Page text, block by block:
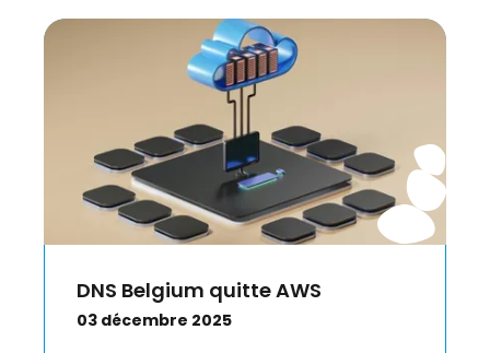
DNS Belgium quitte AWS
03 décembre 2025